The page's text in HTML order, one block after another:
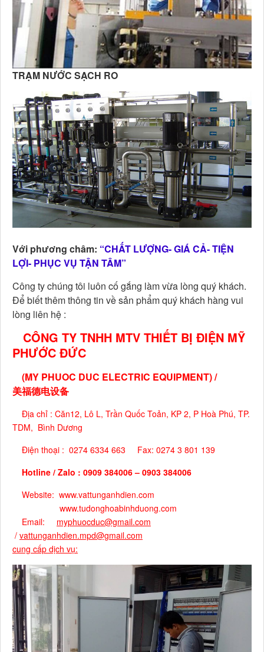
TRẠM NƯỚC SẠCH RO
Với phương châm: “CHẤT LƯỢNG- GIÁ CẢ- TIỆN
LỢI- PHỤC VỤ TẬN TÂM”
Công ty chúng tôi luôn cố gắng làm vừa lòng quý khách.
Để biết thêm thông tin về sản phẩm quý khách hàng vui
lòng liên hệ :
CÔNG TY TNHH MTV THIẾT BỊ ĐIỆN MỸ
PHƯỚC ĐỨC
(MY PHUOC DUC ELECTRIC EQUIPMENT) /
美福德电设备
Địa chỉ : Căn12, Lô L, Trần Quốc Toản, KP 2, P Hoà Phú, TP.
TDM, Bình Dương
Điện thoại : 0274 6334 663 Fax: 0274 3 801 139
Hotline / Zalo : 0909 384006 – 0903 384006
Website: www.vattunganhdien.com
www.tudonghoabinhduong.com
Email: myphuocduc@gmail.com
/ vattunganhdien.mpd@gmail.com
cung cấp dịch vụ: